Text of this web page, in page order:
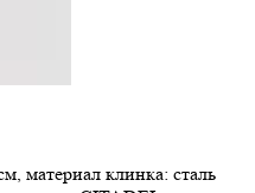
материал клинка: сталь